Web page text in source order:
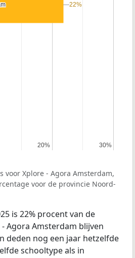
20%
20% 30%
30%
22%
22%
voor Xplore - Agora Amsterdam,
voor de provincie Noord-
is 22% procent van de
Agora Amsterdam blijven
deden nog een jaar hetzelfde
schooltype als in